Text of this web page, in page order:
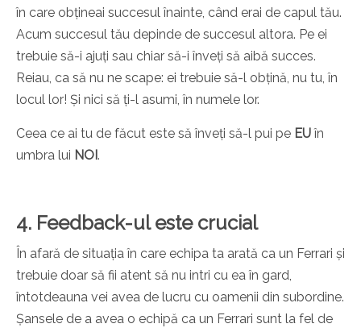
în care obțineai succesul înainte, când erai de capul tău.
Acum succesul tău depinde de succesul altora. Pe ei
trebuie să-i ajuți sau chiar să-i înveți să aibă succes.
Reiau, ca să nu ne scape: ei trebuie să-l obțină, nu tu, în
locul lor! Și nici să ți-l asumi, în numele lor.
Ceea ce ai tu de făcut este să înveți să-l pui pe EUîn
umbra lui NOI .
4. Feedback-ul este crucial
În afară de situația în care echipa ta arată ca un Ferrari și
trebuie doar să fii atent să nu intri cu ea în gard,
întotdeauna vei avea de lucru cu oamenii din subordine.
Șansele de a avea o echipă ca un Ferrari sunt la fel de